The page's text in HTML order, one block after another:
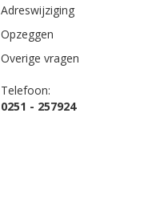
Adreswijziging
Opzeggen
Overige vragen
Telefoon:
0251 - 257924